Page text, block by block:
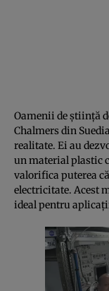
Oamenii de știință
Chalmers din
realitate. Ei au
un material plastic
valorifica puterea
electricitate. Acest
ideal pentru